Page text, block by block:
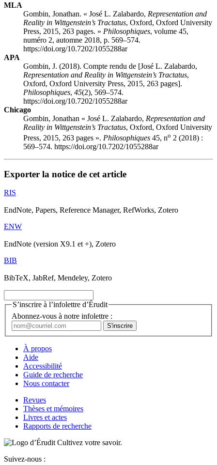
MLA
Gombin, Jonathan. « José L. Zalabardo, Representation and
Reality in Wittgenstein’s Tractatus, Oxford, Oxford University
Press, 2015, 263 pages. » Philosophiques, volume 45,
numéro 2, automne 2018, p. 569–574.
https://doi.org/10.7202/1055288ar
APA
Gombin, J. (2018). Compte rendu de [José L. Zalabardo,
Representation and Reality in Wittgenstein’s Tractatus,
Oxford, Oxford University Press, 2015, 263 pages].
Philosophiques, 45(2), 569–574.
https://doi.org/10.7202/1055288ar
Chicago
Gombin, Jonathan « José L. Zalabardo, Representation and
Reality in Wittgenstein’s Tractatus, Oxford, Oxford University
Press, 2015, 263 pages ». Philosophiques 45, no 2 (2018) :
569–574. https://doi.org/10.7202/1055288ar
Exporter la notice de cet article
RIS
EndNote, Papers, Reference Manager, RefWorks, Zotero
ENW
EndNote (version X9.1 et +), Zotero
BIB
BibTeX, JabRef, Mendeley, Zotero
S’inscrire à l’infolettre d’Érudit
Abonnez-vous à notre infolettre :
À propos
Aide
Accessibilité
Guide de recherche
Nous contacter
Revues
Thèses et mémoires
Livres et actes
Rapports de recherche
Cultivez votre savoir.
Suivez-nous :